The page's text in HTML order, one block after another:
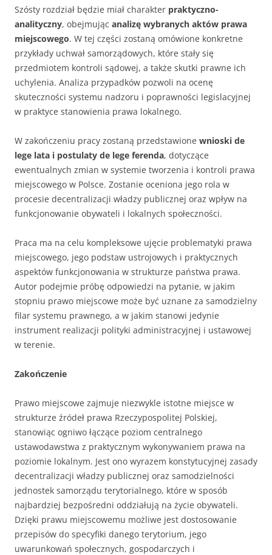
Szósty rozdział będzie miał charakter praktyczno-
analityczny, obejmując analizę wybranych aktów prawa
miejscowego. W tej części zostaną omówione konkretne
przykłady uchwał samorządowych, które stały się
przedmiotem kontroli sądowej, a także skutki prawne ich
uchylenia. Analiza przypadków pozwoli na ocenę
skuteczności systemu nadzoru i poprawności legislacyjnej
w praktyce stanowienia prawa lokalnego.
W zakończeniu pracy zostaną przedstawione wnioski de
lege lata i postulaty de lege ferenda, dotyczące
ewentualnych zmian w systemie tworzenia i kontroli prawa
miejscowego w Polsce. Zostanie oceniona jego rola w
procesie decentralizacji władzy publicznej oraz wpływ na
funkcjonowanie obywateli i lokalnych społeczności.
Praca ma na celu kompleksowe ujęcie problematyki prawa
miejscowego, jego podstaw ustrojowych i praktycznych
aspektów funkcjonowania w strukturze państwa prawa.
Autor podejmie próbę odpowiedzi na pytanie, w jakim
stopniu prawo miejscowe może być uznane za samodzielny
filar systemu prawnego, a w jakim stanowi jedynie
instrument realizacji polityki administracyjnej i ustawowej
w terenie.
Zakończenie
Prawo miejscowe zajmuje niezwykle istotne miejsce w
strukturze źródeł prawa Rzeczypospolitej Polskiej,
stanowiąc ogniwo łączące poziom centralnego
ustawodawstwa z praktycznym wykonywaniem prawa na
poziomie lokalnym. Jest ono wyrazem konstytucyjnej zasady
decentralizacji władzy publicznej oraz samodzielności
jednostek samorządu terytorialnego, które w sposób
najbardziej bezpośredni oddziałują na życie obywateli.
Dzięki prawu miejscowemu możliwe jest dostosowanie
przepisów do specyfiki danego terytorium, jego
uwarunkowań społecznych, gospodarczych i